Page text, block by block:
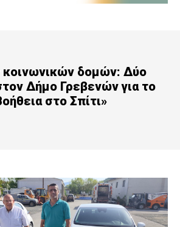
κοινωνικών δομών: Δύο
Δήμο Γρεβενών για το
στο Σπίτι»